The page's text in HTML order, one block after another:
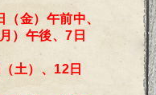
金）午前中、
）午後、7日
土）、12日